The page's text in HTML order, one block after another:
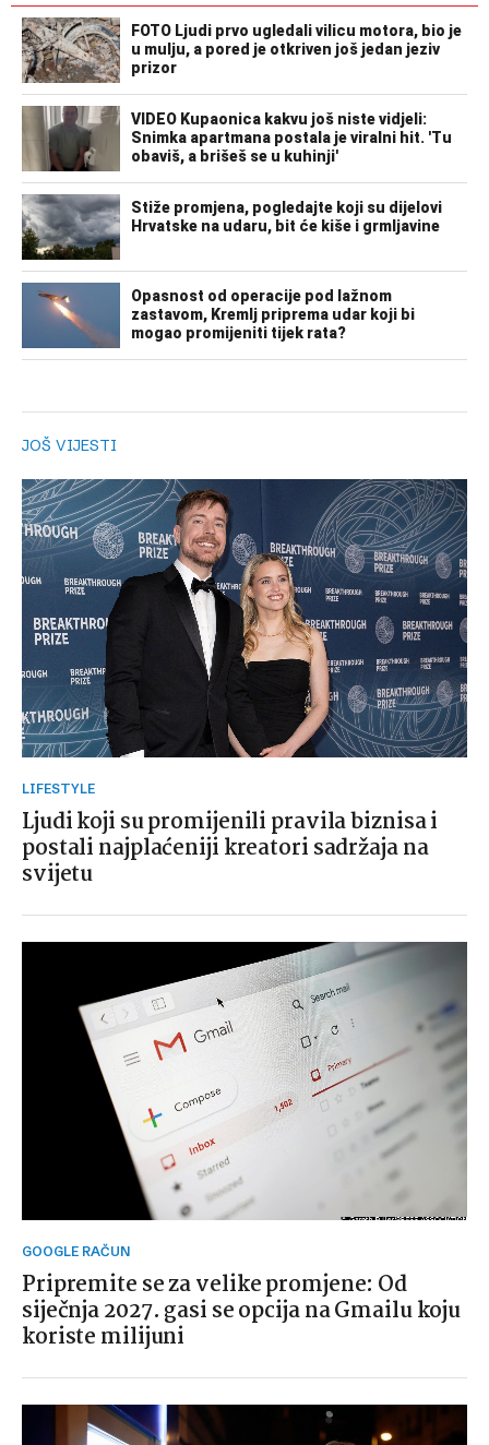
JOŠ VIJESTI
LIFESTYLE
Ljudi koji su promijenili pravila biznisa i
postali najplaćeniji kreatori sadržaja na
svijetu
GOOGLE RAČUN
Pripremite se za velike promjene: Od
siječnja 2027. gasi se opcija na Gmailu koju
koriste milijuni